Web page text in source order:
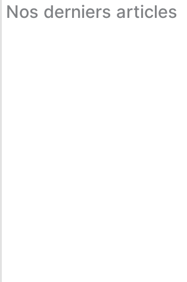
Nos derniers articles